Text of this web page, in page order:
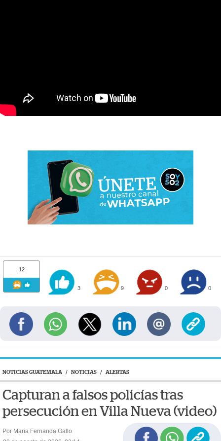
12
3 9 0 0
NOTICIAS GUATEMALA / NOTICIAS / ALERTAS
Capturan a falsos policías tras
persecución en Villa Nueva (video)
Por Maria Fernanda Gallo